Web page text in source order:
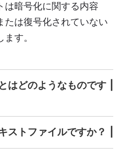
は暗号化に関する内容
たは復号化されていない
す。
はどのようなものです
ストファイルですか？